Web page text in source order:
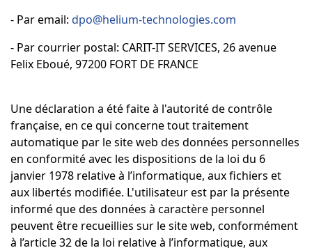
- Par email: dpo@helium-technologies.com
- Par courrier postal: CARIT-IT SERVICES, 26 avenue
Felix Eboué, 97200 FORT DE FRANCE
Une déclaration a été faite à l'autorité de contrôle
française, en ce qui concerne tout traitement
automatique par le site web des données personnelles
en conformité avec les dispositions de la loi du 6
janvier 1978 relative à l’informatique, aux fichiers et
aux libertés modifiée. L'utilisateur est par la présente
informé que des données à caractère personnel
peuvent être recueillies sur le site web, conformément
à l’article 32 de la loi relative à l’informatique, aux